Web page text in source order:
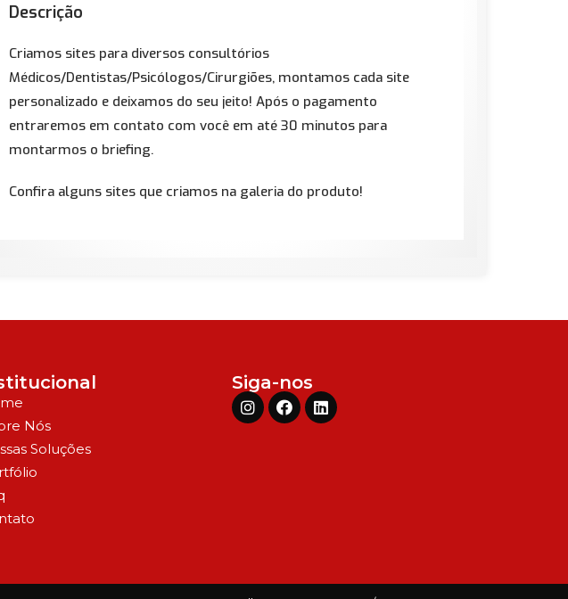
Descrição
Criamos sites para diversos consultórios
Médicos/Dentistas/Psicólogos/Cirurgiões, montamos cada site
personalizado e deixamos do seu jeito! Após o pagamento
entraremos em contato com você em até 30 minutos para
montarmos o briefing.
Confira alguns sites que criamos na galeria do produto!
Nós
Soluções
Siga-nos